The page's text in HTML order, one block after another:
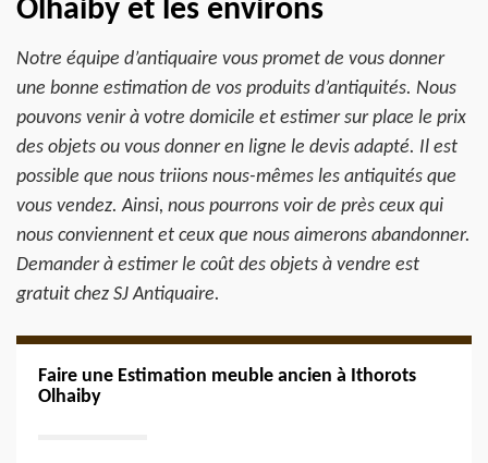
Olhaiby et les environs
Notre équipe d’antiquaire vous promet de vous donner
une bonne estimation de vos produits d’antiquités. Nous
pouvons venir à votre domicile et estimer sur place le prix
des objets ou vous donner en ligne le devis adapté. Il est
possible que nous triions nous-mêmes les antiquités que
vous vendez. Ainsi, nous pourrons voir de près ceux qui
nous conviennent et ceux que nous aimerons abandonner.
Demander à estimer le coût des objets à vendre est
gratuit chez SJ Antiquaire.
Faire une Estimation meuble ancien à Ithorots
Olhaiby